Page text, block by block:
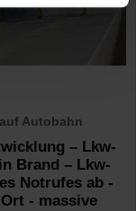
Autobahn
– Lkw-
Brand – Lkw-
Notrufes ab -
- massive